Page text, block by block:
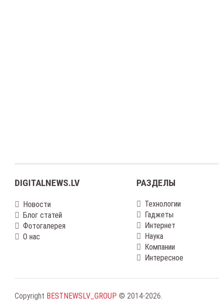
DIGITALNEWS.LV
Новости
Блог статей
Фотогалерея
О нас
РАЗДЕЛЫ
Технологии
Гаджеты
Интернет
Наука
Компании
Интересное
Copyright BESTNEWSLV_GROUP © 2014-2026.